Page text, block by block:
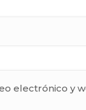
electrónico y